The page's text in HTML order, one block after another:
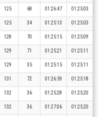
125 68 01:26:47 01:25:03
125 34 01:25:13 01:25:03
128 70 01:25:15 01:25:09
129 71 01:25:21 01:25:11
129 35 01:25:15 01:25:11
131 72 01:26:59 01:25:18
132 36 01:25:28 01:25:20
132 36 01:27:06 01:25:20